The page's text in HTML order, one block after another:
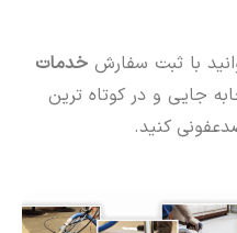
با ثبت سفارش خدمات
جایی و در کوتاه ترین
کنید.